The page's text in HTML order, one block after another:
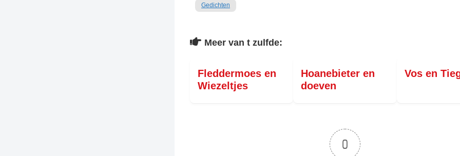
Gedichten
Meer van t zulfde:
Fleddermoes en
Wiezeltjes
Hoanebieter en
doeven
Vos en
0